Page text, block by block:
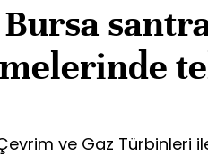
ve Gaz Türbinleri